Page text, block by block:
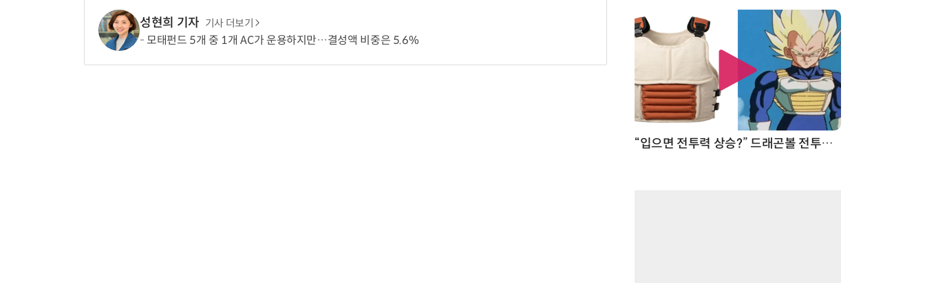
성현희 기자 기사 더보기
모태펀드 5개 중 1개 AC가 운용하지만…결성액 비중은 5.6%
“입으면 전투력 상승?” 드래곤볼 전투복 닮은 중량조끼